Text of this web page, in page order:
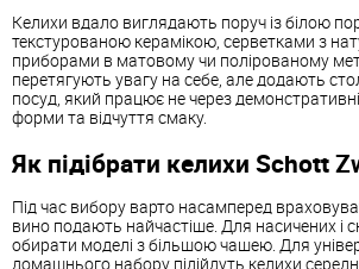
Келихи вдало виглядають поруч із білою
текстурованою керамікою, серветками з
приборами в матовому чи полірованому
перетягують увагу на себе, але додають
посуд, який працює не через
форми та відчуття смаку.
Як підібрати келихи Schott
Під час вибору варто насамперед
вино подають найчастіше. Для насичених і
обирати моделі з більшою чашею. Для
домашнього набору підійдуть келихи